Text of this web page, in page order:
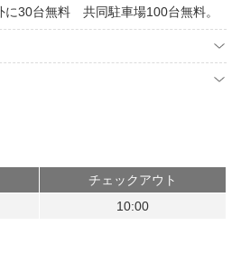
30台無料 共同駐車場100台無料。
チェックアウト
10:00